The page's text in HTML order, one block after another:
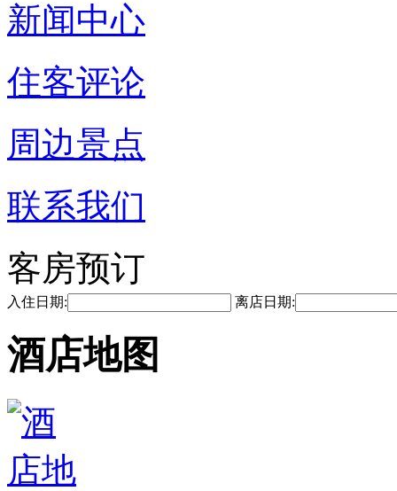
新闻中心
住客评论
周边景点
联系我们
客房预订
入住日期: 离店日期:
酒店地图